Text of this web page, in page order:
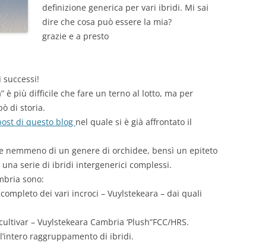
definizione generica per vari ibridi. Mi sai
dire che cosa può essere la mia?
grazie e a presto
è più difficile che fare un terno al lotto, ma per
di storia.
di questo blog nel quale si è già affrontato il
nemmeno di un genere di orchidee, bensì un epiteto
serie di ibridi intergenerici complessi.
sono:
dei vari incroci – Vuylstekeara – dai quali
– Vuylstekeara Cambria ‘Plush”FCC/HRS.
raggruppamento di ibridi.